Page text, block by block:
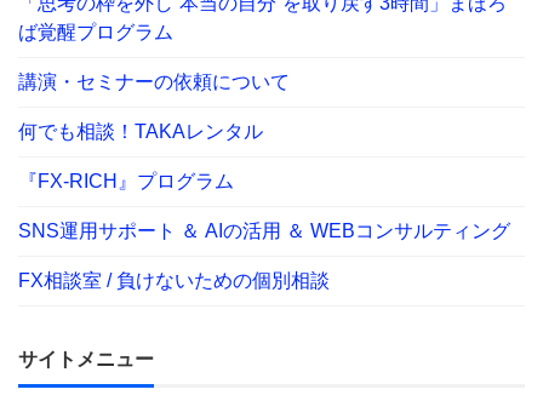
ば覚醒プログラム
講演・セミナーの依頼について
何でも相談！TAKAレンタル
『FX-RICH』プログラム
SNS運用サポート ＆ AIの活用 ＆ WEBコンサルティング
FX相談室 / 負けないための個別相談
サイトメニュー